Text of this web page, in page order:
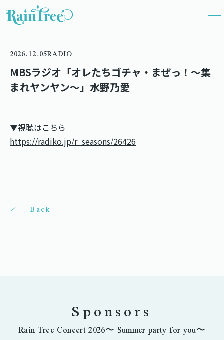
2026.12.05RADIO
MBSラジオ「オレたちゴチャ・まぜっ！～集
まれヤンヤン～」水野乃愛
▼視聴はこちら
https://radiko.jp/r_seasons/26426
Back
Sponsors
Rain Tree Concert 2026〜 Summer party for you〜